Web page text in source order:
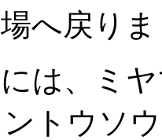
へ戻り
は、ミ
トウソ